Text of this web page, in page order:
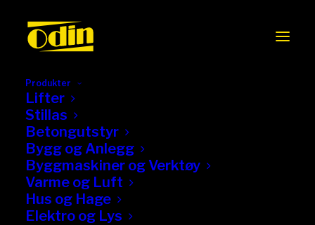
Produkter
Lifter
Stillas
Betongutstyr
Bygg og Anlegg
Byggmaskiner og Verktøy
Varme og Luft
Hus og Hage
Elektro og Lys
Nyhet: Genie Z-45 FE –
Hybridliften som
kombinerer kraft og
miljøvennlighet